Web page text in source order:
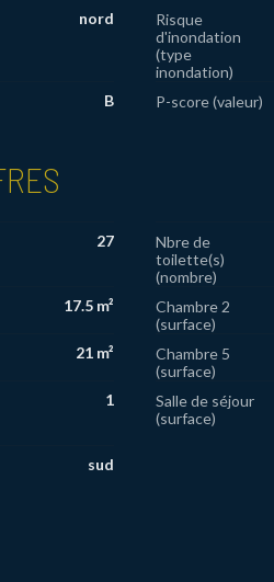
nord
Risque
d'inondation
(type
inondation)
B P-score (valeur)
27
Nbre de
toilette(s)
(nombre)
17.5 m²
Chambre 2
(surface)
21 m²
Chambre 5
(surface)
1
Salle de séjour
(surface)
sud